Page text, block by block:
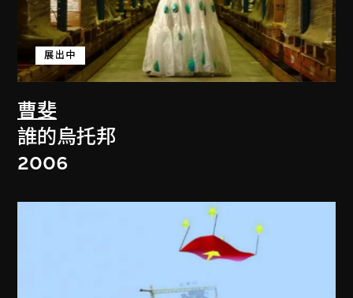
曹斐
展出中
誰的烏托邦
2006